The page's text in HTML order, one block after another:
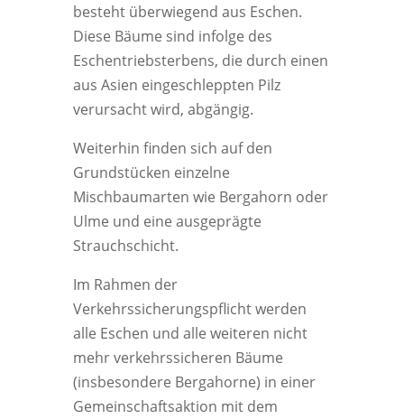
besteht überwiegend aus Eschen.
Diese Bäume sind infolge des
Eschentriebsterbens, die durch einen
aus Asien eingeschleppten Pilz
verursacht wird, abgängig.
Weiterhin finden sich auf den
Grundstücken einzelne
Mischbaumarten wie Bergahorn oder
Ulme und eine ausgeprägte
Strauchschicht.
Im Rahmen der
Verkehrssicherungspflicht werden
alle Eschen und alle weiteren nicht
mehr verkehrssicheren Bäume
(insbesondere Bergahorne) in einer
Gemeinschaftsaktion mit dem